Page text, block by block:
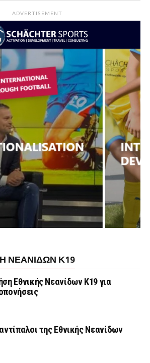
ADVERTISEMENT
ΝΕΑΝΙΔΩΝ Κ19
Εθνικής Νεανίδων Κ19 για
της Εθνικής Νεανίδων